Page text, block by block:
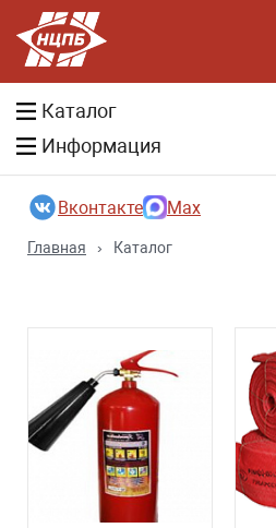
Каталог
Информация
Вконтакте Max
Главная › Каталог